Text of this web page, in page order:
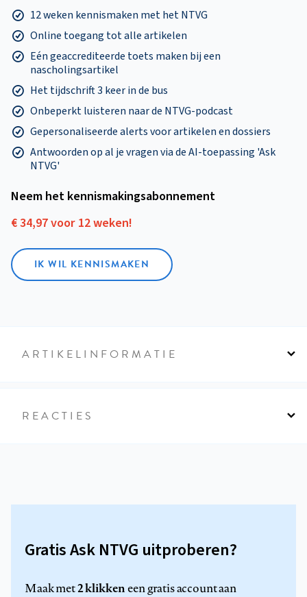
12 weken kennismaken met het NTVG
Online toegang tot alle artikelen
Eén geaccrediteerde toets maken bij een
nascholingsartikel
Het tijdschrift 3 keer in de bus
Onbeperkt luisteren naar de NTVG-podcast
Gepersonaliseerde alerts voor artikelen en dossiers
Antwoorden op al je vragen via de AI-toepassing 'Ask
NTVG'
Neem het kennismakings­abonnement
€ 34,97 voor 12 weken!
IK WIL KENNISMAKEN
ARTIKELINFORMATIE
REACTIES
Gratis Ask NTVG uitproberen?
Maak met2 klikkeneen gratis account aan